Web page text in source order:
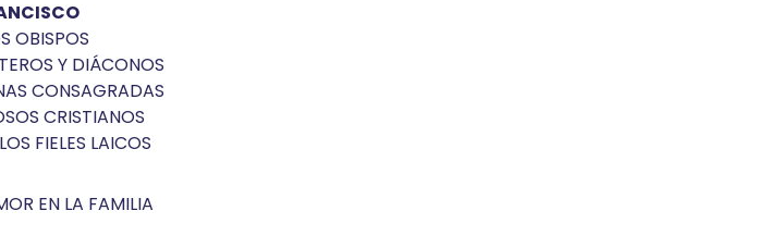
OBISPOS
Y DIÁCONOS
CONSAGRADAS
CRISTIANOS
FIELES LAICOS
EN LA FAMILIA